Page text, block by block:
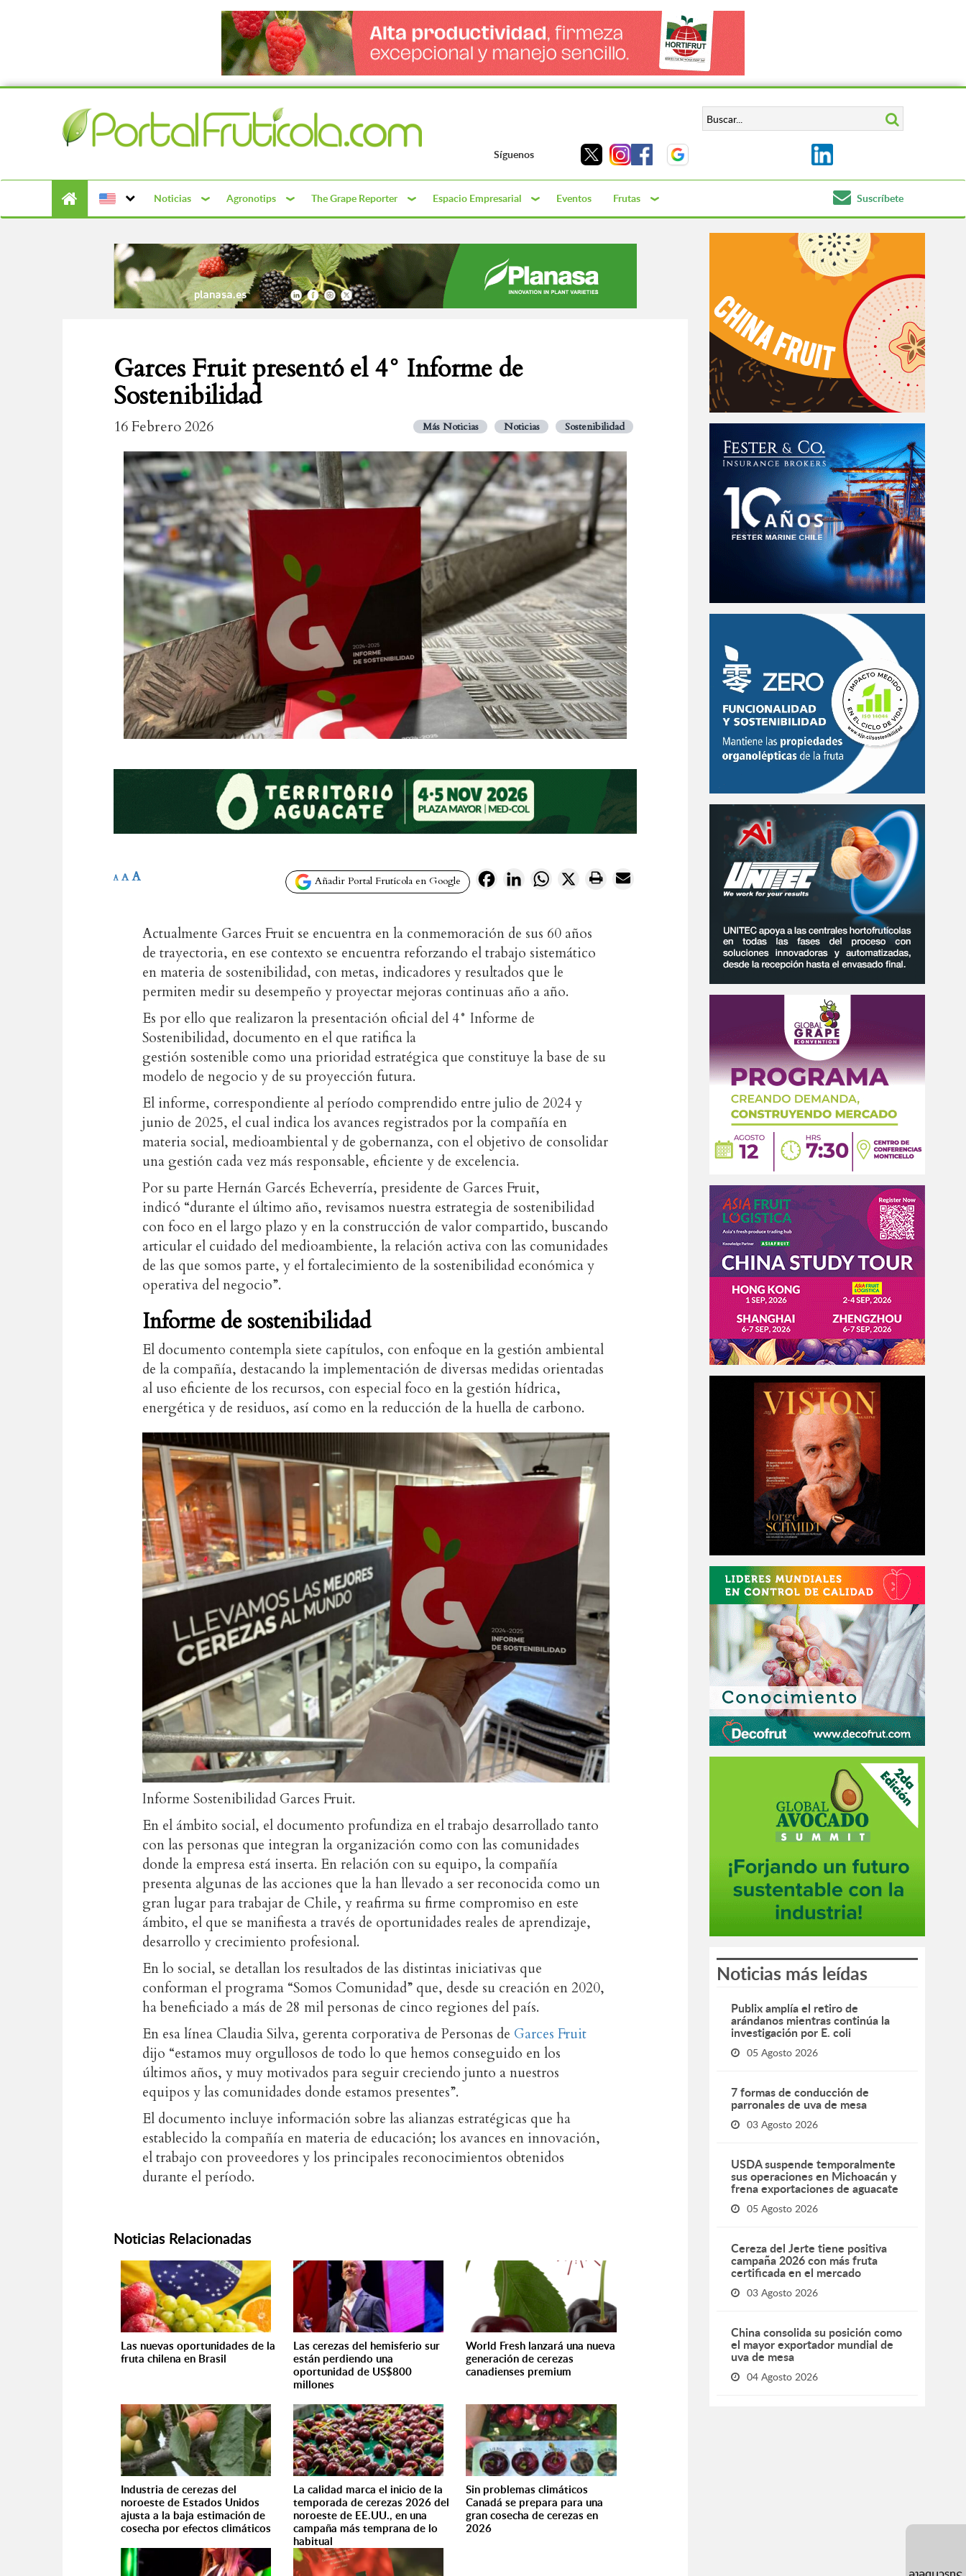
Síguenos
Noticias Agronotips The Grape Reporter Espacio Empresarial Eventos Frutas Suscríbete
Garces Fruit presentó el 4° Informe de
Sostenibilidad
16 Febrero 2026 Más Noticias Noticias Sostenibilidad
Añadir Portal Frutícola en Google FacebookLinkedInWhatsApp
X
A A A
Actualmente Garces Fruit se encuentra en la conmemoración de sus 60 años
de trayectoria, en ese contexto se encuentra reforzando el trabajo sistemático
en materia de sostenibilidad, con metas, indicadores y resultados que le
permiten medir su desempeño y proyectar mejoras continuas año a año.
Es por ello que realizaron la presentación oficial del 4° Informe de
Sostenibilidad, documento en el que ratifica la
gestión sostenible como una prioridad estratégica que constituye la base de su
modelo de negocio y de su proyección futura.
El informe, correspondiente al período comprendido entre julio de 2024 y
junio de 2025, el cual indica los avances registrados por la compañía en
materia social, medioambiental y de gobernanza, con el objetivo de consolidar
una gestión cada vez más responsable, eficiente y de excelencia.
Por su parte Hernán Garcés Echeverría, presidente de Garces Fruit,
indicó “durante el último año, revisamos nuestra estrategia de sostenibilidad
con foco en el largo plazo y en la construcción de valor compartido, buscando
articular el cuidado del medioambiente, la relación activa con las comunidades
de las que somos parte, y el fortalecimiento de la sostenibilidad económica y
operativa del negocio”.
Informe de sostenibilidad
El documento contempla siete capítulos, con enfoque en la gestión ambiental
de la compañía, destacando la implementación de diversas medidas orientadas
al uso eficiente de los recursos, con especial foco en la gestión hídrica,
energética y de residuos, así como en la reducción de la huella de carbono.
Informe Sostenibilidad Garces Fruit.
En el ámbito social, el documento profundiza en el trabajo desarrollado tanto
con las personas que integran la organización como con las comunidades
donde la empresa está inserta. En relación con su equipo, la compañía
presenta algunas de las acciones que la han llevado a ser reconocida como un
gran lugar para trabajar de Chile, y reafirma su firme compromiso en este
ámbito, el que se manifiesta a través de oportunidades reales de aprendizaje,
desarrollo y crecimiento profesional.
En lo social, se detallan los resultados de las distintas iniciativas que
conforman el programa “Somos Comunidad” que, desde su creación en 2020,
ha beneficiado a más de 28 mil personas de cinco regiones del país.
En esa línea Claudia Silva, gerenta corporativa de Personas de Garces Fruit
dijo “estamos muy orgullosos de todo lo que hemos conseguido en los
últimos años, y muy motivados para seguir creciendo junto a nuestros
equipos y las comunidades donde estamos presentes”.
El documento incluye información sobre las alianzas estratégicas que ha
establecido la compañía en materia de educación; los avances en innovación,
el trabajo con proveedores y los principales reconocimientos obtenidos
durante el período.
Noticias Relacionadas
Las nuevas oportunidades de la
fruta chilena en Brasil
Las cerezas del hemisferio sur
están perdiendo una
oportunidad de US$800
millones
World Fresh lanzará una nueva
generación de cerezas
canadienses premium
Industria de cerezas del
noroeste de Estados Unidos
ajusta a la baja estimación de
cosecha por efectos climáticos
La calidad marca el inicio de la
temporada de cerezas 2026 del
noroeste de EE.UU., en una
campaña más temprana de lo
habitual
Sin problemas climáticos
Canadá se prepara para una
gran cosecha de cerezas en
2026
Noticias más leídas
Publix amplía el retiro de
arándanos mientras continúa la
investigación por E. coli
05 Agosto 2026
7 formas de conducción de
parronales de uva de mesa
03 Agosto 2026
USDA suspende temporalmente
sus operaciones en Michoacán y
frena exportaciones de aguacate
05 Agosto 2026
Cereza del Jerte tiene positiva
campaña 2026 con más fruta
certificada en el mercado
03 Agosto 2026
China consolida su posición como
el mayor exportador mundial de
uva de mesa
04 Agosto 2026